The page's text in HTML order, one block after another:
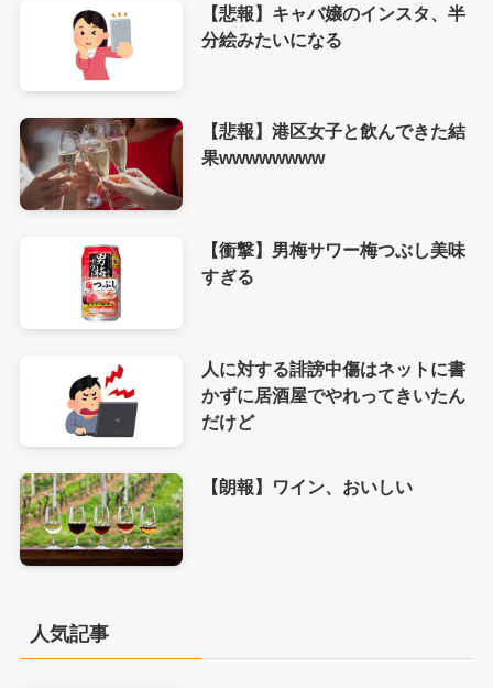
【悲報】キャバ嬢のインスタ、半
分絵みたいになる
【悲報】港区女子と飲んできた結
果wwwwwwww
【衝撃】男梅サワー梅つぶし美味
すぎる
人に対する誹謗中傷はネットに書
かずに居酒屋でやれってきいたん
だけど
【朗報】ワイン、おいしい
人気記事